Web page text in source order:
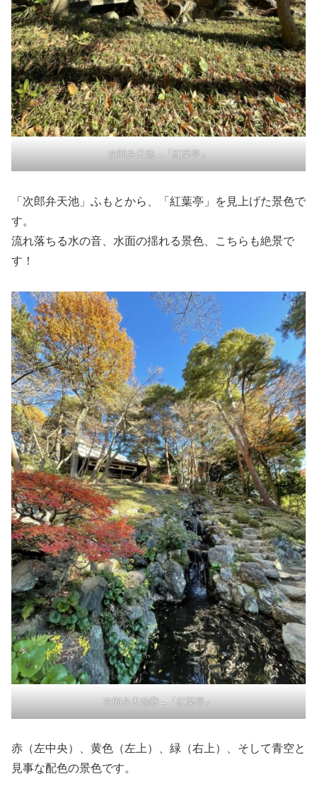
次郎弁天池→「紅葉亭」
「次郎弁天池」ふもとから、「紅葉亭」を見上げた景色で
す。
流れ落ちる水の音、水面の揺れる景色、こちらも絶景で
す！
次郎弁天池②→「紅葉亭」
赤（左中央）、黄色（左上）、緑（右上）、そして青空と
見事な配色の景色です。